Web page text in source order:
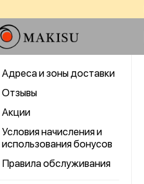
Адреса и зоны доставки
Отзывы
Акции
Условия начисления и
использования бонусов
Правила обслуживания